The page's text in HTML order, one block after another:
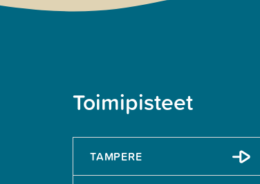
Toimipisteet
TAMPERE